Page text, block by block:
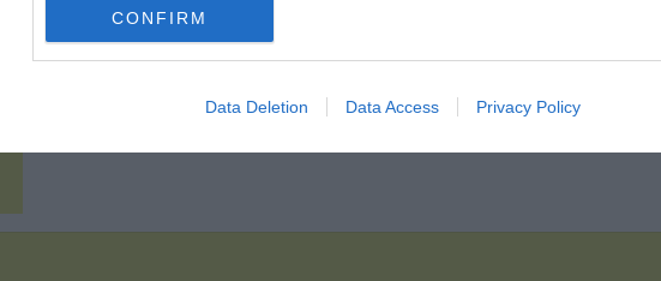
CONFIRM
Data Deletion Data Access Privacy Policy